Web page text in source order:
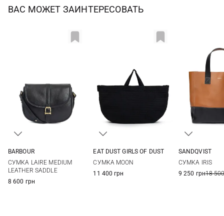
ВАС МОЖЕТ ЗАИНТЕРЕСОВАТЬ
BARBOUR
СУМКА LAIRE MEDIUM
LEATHER SADDLE
8 600 грн
EAT DUST GIRLS OF DUST
СУМКА MOON
11 400 грн
SANDQVIST
СУМКА IRIS
9 250 грн18